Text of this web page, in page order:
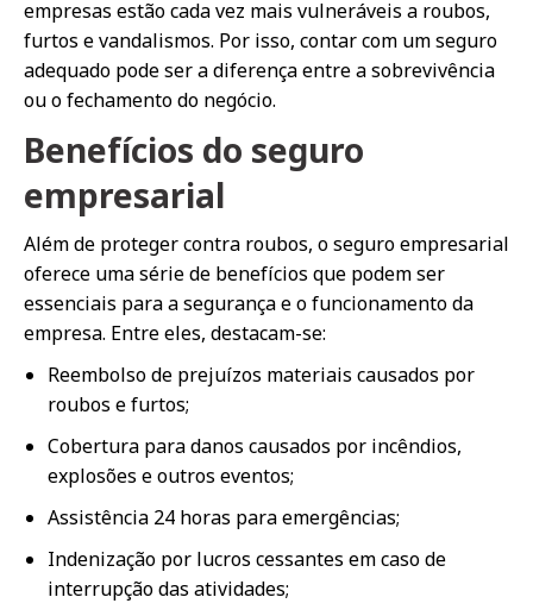
empresas estão cada vez mais vulneráveis a roubos,
furtos e vandalismos. Por isso, contar com um seguro
adequado pode ser a diferença entre a sobrevivência
ou o fechamento do negócio.
Benefícios do seguro
empresarial
Além de proteger contra roubos, o seguro empresarial
oferece uma série de benefícios que podem ser
essenciais para a segurança e o funcionamento da
empresa. Entre eles, destacam-se:
Reembolso de prejuízos materiais causados por
roubos e furtos;
Cobertura para danos causados por incêndios,
explosões e outros eventos;
Assistência 24 horas para emergências;
Indenização por lucros cessantes em caso de
interrupção das atividades;